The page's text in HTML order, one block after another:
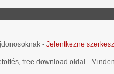
- Jelentkezne
free download oldal -